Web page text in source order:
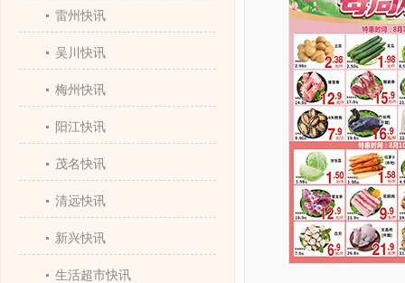
雷州快讯
吴川快讯
梅州快讯
阳江快讯
茂名快讯
清远快讯
新兴快讯
生活超市快讯